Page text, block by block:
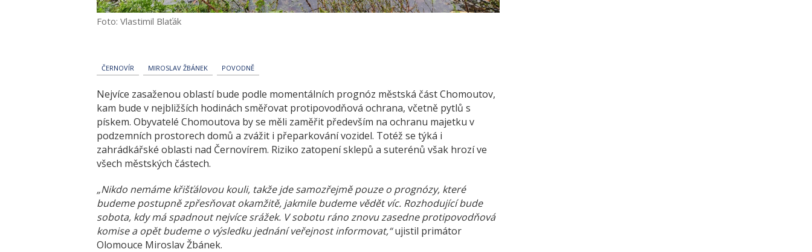
Foto: Vlastimil Blaťák
ČERNOVÍR MIROSLAV ŽBÁNEK POVODNĚ
Nejvíce zasaženou oblastí bude podle momentálních prognóz městská část Chomoutov,
kam bude v nejbližších hodinách směřovat protipovodňová ochrana, včetně pytlů s
pískem. Obyvatelé Chomoutova by se měli zaměřit především na ochranu majetku v
podzemních prostorech domů a zvážit i přeparkování vozidel. Totéž se týká i
zahrádkářské oblasti nad Černovírem. Riziko zatopení sklepů a suterénů však hrozí ve
všech městských částech.
„Nikdo nemáme křišťálovou kouli, takže jde samozřejmě pouze o prognózy, které
budeme postupně zpřesňovat okamžitě, jakmile budeme vědět víc. Rozhodující bude
sobota, kdy má spadnout nejvíce srážek. V sobotu ráno znovu zasedne protipovodňová
komise a opět budeme o výsledku jednání veřejnost informovat,“ujistil primátor
Olomouce Miroslav Žbánek.